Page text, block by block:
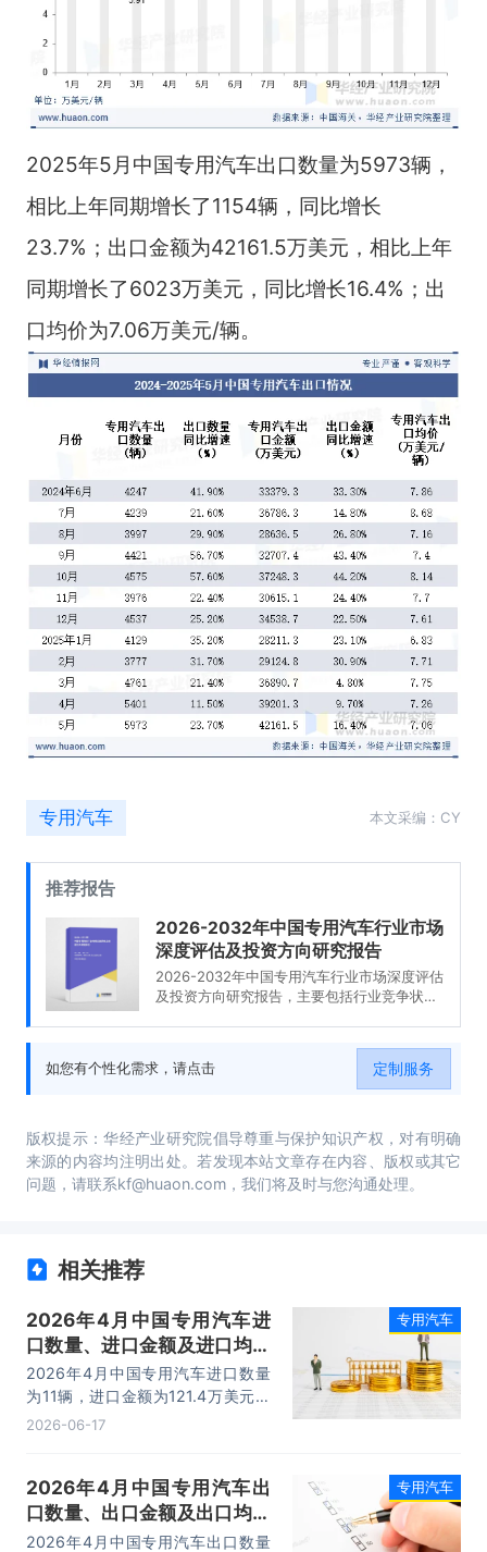
2025年5月中国专用汽车出口数量为5973辆，
相比上年同期增长了1154辆，同比增长
23.7%；出口金额为42161.5万美元，相比上年
同期增长了6023万美元，同比增长16.4%；出
口均价为7.06万美元/辆。
专用汽车 本文采编：CY
推荐报告
2026-2032年中国专用汽车行业市场
深度评估及投资方向研究报告
2026-2032年中国专用汽车行业市场深度评估
及投资方向研究报告，主要包括行业竞争状况
如您有个性化需求，请点击 定制服务
版权提示：华经产业研究院倡导尊重与保护知识产权，对有明确
来源的内容均注明出处。若发现本站文章存在内容、版权或其它
问题，请联系kf@huaon.com，我们将及时与您沟通处理。
相关推荐
2026年4月中国专用汽车进
口数量、进口金额及进口均价
统计分析
2026年4月中国专用汽车进口数量
为11辆，进口金额为121.4万美元，
进口均价为11万美元/辆。
2026-06-17
专用汽车
2026年4月中国专用汽车出
口数量、出口金额及出口均价
统计分析
2026年4月中国专用汽车出口数量
专用汽车